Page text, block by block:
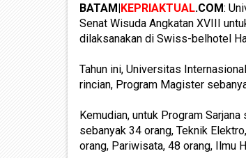
BATAM|KEPRIAKTUAL.COM:
Senat Wisuda Angkatan XVIII
dilaksanakan di Swiss-belhotel
Tahun ini, Universitas
rincian, Program Magister
Kemudian, untuk Program
sebanyak 34 orang, Teknik
orang, Pariwisata, 48 orang, Ilmu